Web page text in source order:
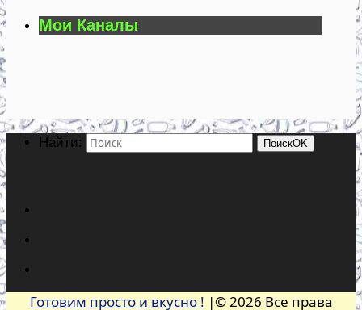
Мои Каналы
Найти: ПоискOK
Готовим просто и вкусно ! |© 2026 Все права